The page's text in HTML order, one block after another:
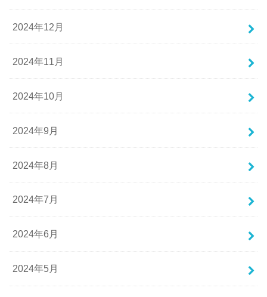
2024年12月
2024年11月
2024年10月
2024年9月
2024年8月
2024年7月
2024年6月
2024年5月